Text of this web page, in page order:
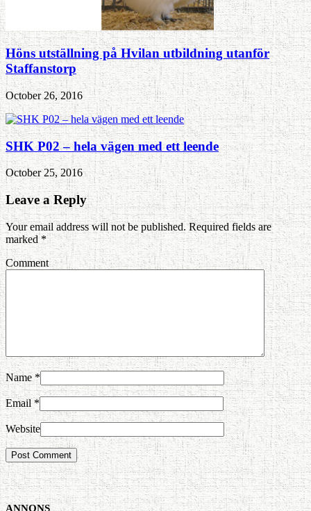
Höns utställning på Hvilan utbildning utanför
Staffanstorp
October 26, 2016
SHK P02 – hela vägen med ett leende
October 25, 2016
Leave a Reply
Your email address will not be published. Required fields are
marked*
Comment
Name *
Email *
Website
ANNONS